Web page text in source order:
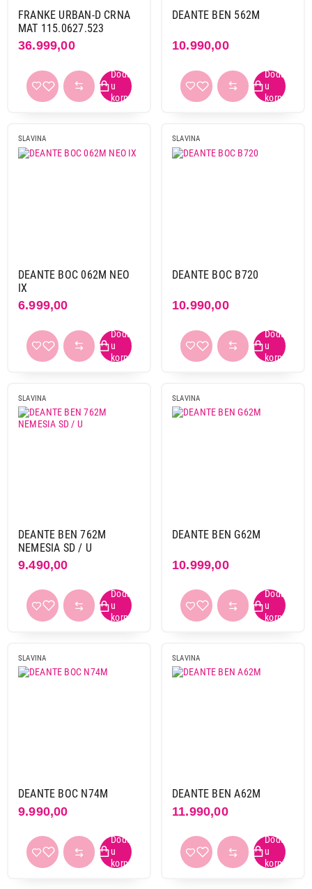
FRANKE URBAN-D CRNA
MAT 115.0627.523
36.999,00
DEANTE BEN 562M
10.990,00
SLAVINA
DEANTE BOC 062M NEO
IX
6.999,00
SLAVINA
DEANTE BOC B720
10.990,00
SLAVINA
DEANTE BEN 762M
NEMESIA SD / U
9.490,00
SLAVINA
DEANTE BEN G62M
10.999,00
SLAVINA
DEANTE BOC N74M
9.990,00
SLAVINA
DEANTE BEN A62M
11.990,00
DEANTE BBM N72M
Proizvod je dodat u korpu.